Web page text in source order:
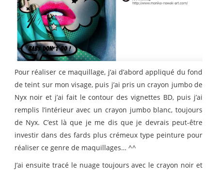
Pour réaliser ce maquillage, j’ai d’abord appliqué du fond
de teint sur mon visage, puis j’ai pris un crayon jumbo de
Nyx noir et j’ai fait le contour des vignettes BD, puis j’ai
remplis l’intérieur avec un crayon jumbo blanc, toujours
de Nyx. C’est là que je me dis que je devrais peut-être
investir dans des fards plus crémeux type peinture pour
réaliser ce genre de maquillages… ^^
J’ai ensuite tracé le nuage toujours avec le crayon noir et